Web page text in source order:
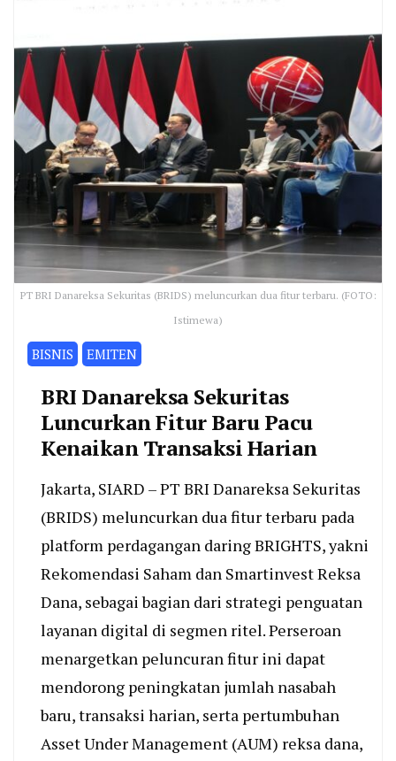
PT BRI Danareksa Sekuritas (BRIDS) meluncurkan dua fitur terbaru. (FOTO:
Istimewa)
BISNIS EMITEN
BRI Danareksa Sekuritas
Luncurkan Fitur Baru Pacu
Kenaikan Transaksi Harian
Jakarta, SIARD – PT BRI Danareksa Sekuritas
(BRIDS) meluncurkan dua fitur terbaru pada
platform perdagangan daring BRIGHTS, yakni
Rekomendasi Saham dan Smartinvest Reksa
Dana, sebagai bagian dari strategi penguatan
layanan digital di segmen ritel. Perseroan
menargetkan peluncuran fitur ini dapat
mendorong peningkatan jumlah nasabah
baru, transaksi harian, serta pertumbuhan
Asset Under Management (AUM) reksa dana,